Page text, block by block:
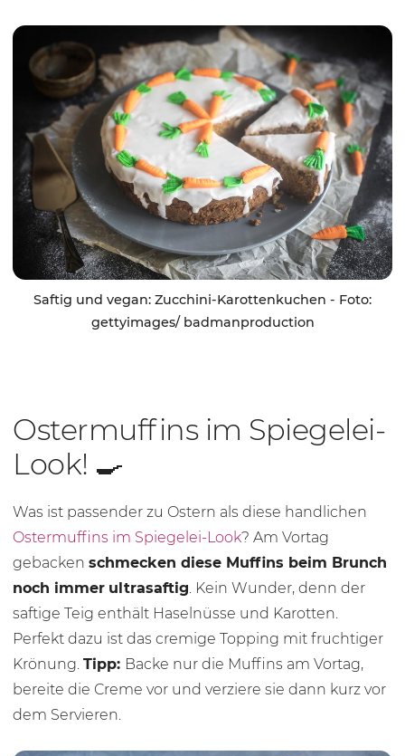
Saftig und vegan: Zucchini-Karottenkuchen - Foto:
gettyimages/ badmanproduction
Ostermuffins im Spiegelei-
Look! 🍳
Was ist passender zu Ostern als diese handlichen
Ostermuffins im Spiegelei-Look? Am Vortag
gebacken schmecken diese Muffins beim Brunch
noch immer ultrasaftig . Kein Wunder, denn der
saftige Teig enthält Haselnüsse und Karotten.
Perfekt dazu ist das cremige Topping mit fruchtiger
Krönung. Tipp: Backe nur die Muffins am Vortag,
bereite die Creme vor und verziere sie dann kurz vor
dem Servieren.